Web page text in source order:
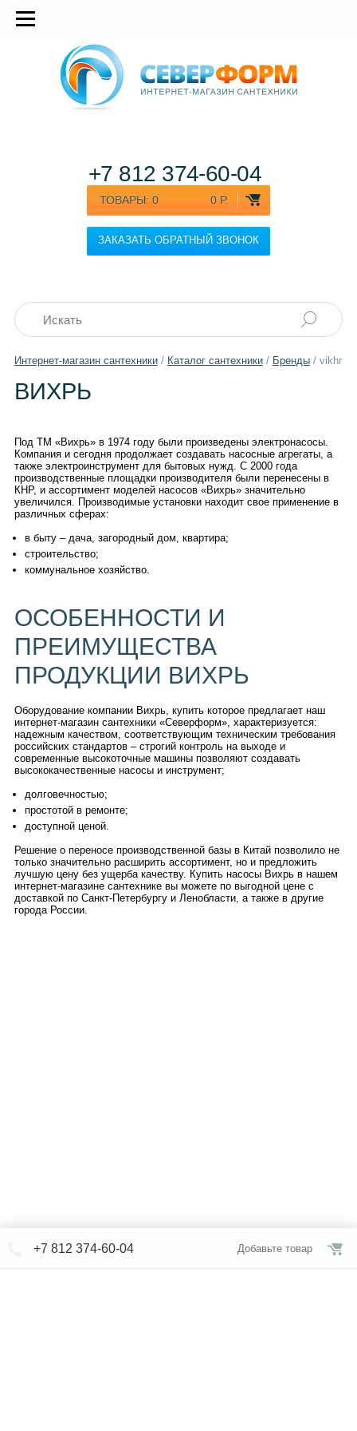
ТОВАРЫ: 0 0 Р.
ЗАКАЗАТЬ ОБРАТНЫЙ ЗВОНОК
+7 812 374-60-04
Интернет-магазин сантехники/ Каталог сантехники/ Бренды/ vikhr
ВИХРЬ
Под ТМ «Вихрь» в 1974 году были произведены электронасосы.
Компания и сегодня продолжает создавать насосные агрегаты, а
также электроинструмент для бытовых нужд. С 2000 года
производственные площадки производителя были перенесены в
КНР, и ассортимент моделей насосов «Вихрь» значительно
увеличился. Производимые установки находит свое применение в
различных сферах:
в быту – дача, загородный дом, квартира;
строительство;
коммунальное хозяйство.
ОСОБЕННОСТИ И
ПРЕИМУЩЕСТВА
ПРОДУКЦИИ ВИХРЬ
Оборудование компании Вихрь, купить которое предлагает наш
интернет-магазин сантехники «Северформ», характеризуется:
надежным качеством, соответствующим техническим требования
российских стандартов – строгий контроль на выходе и
современные высокоточные машины позволяют создавать
высококачественные насосы и инструмент;
долговечностью;
простотой в ремонте;
доступной ценой.
Решение о переносе производственной базы в Китай позволило не
только значительно расширить ассортимент, но и предложить
лучшую цену без ущерба качеству. Купить насосы Вихрь в нашем
интернет-магазине сантехнике вы можете по выгодной цене с
доставкой по Санкт-Петербургу и Ленобласти, а также в другие
города России.
+7 812 374-60-04 Добавьте товар